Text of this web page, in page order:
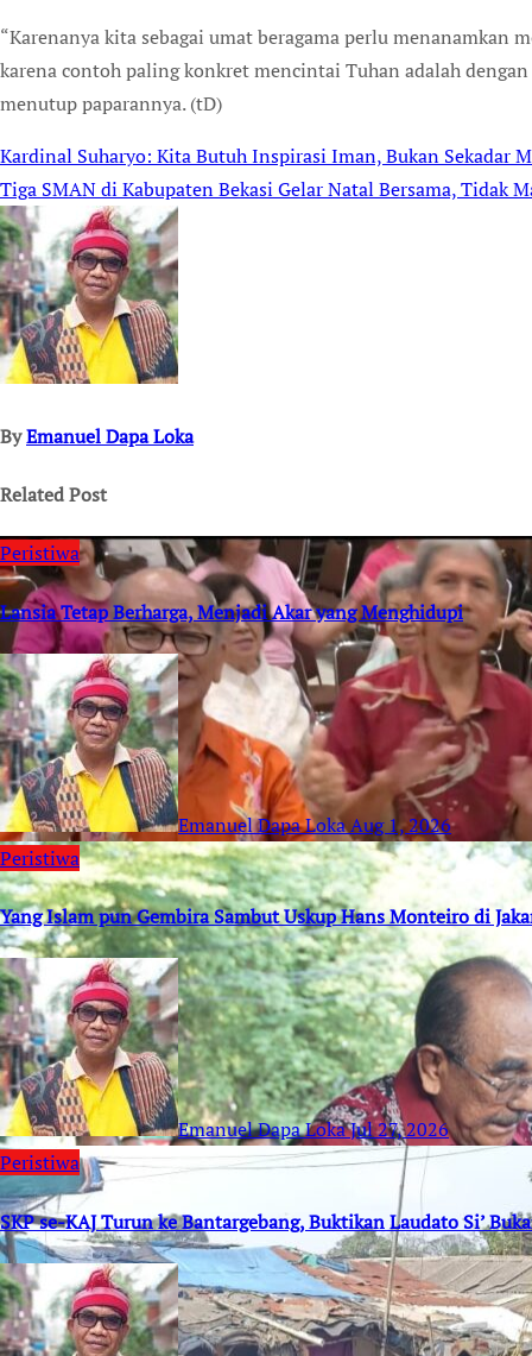
“Karenanya kita sebagai umat beragama perlu menanamkan
karena contoh paling konkret mencintai Tuhan adalah
menutup paparannya. (tD)
Post
navigation
Kardinal Suharyo: Kita Butuh Inspirasi Iman, Bukan Sekadar
Tiga SMAN di Kabupaten Bekasi Gelar Natal Bersama, Tidak
ByEmanuel Dapa Loka
Related Post
Peristiwa
Lansia Tetap Berharga, Menjadi Akar yang Menghidupi
Emanuel Dapa LokaAug 1, 2026
Peristiwa
Yang Islam pun Gembira Sambut Uskup Hans Monteiro di
Emanuel Dapa LokaJul 27, 2026
Peristiwa
SKP se-KAJ Turun ke Bantargebang, Buktikan Laudato Si’